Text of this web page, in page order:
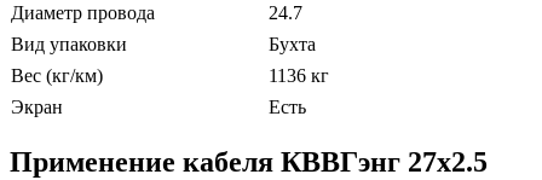
Диаметр провода
24.7
Вид упаковки
Бухта
Вес (кг/км)
1136 кг
Экран
Есть
Применение кабеля КВВГэнг 27х2.5